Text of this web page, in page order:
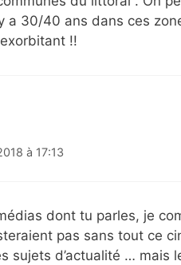
a 30/40 ans dans ces
!!
à 17:13
dont tu parles, je
pas sans tout ce
sujets d’actualité … mais